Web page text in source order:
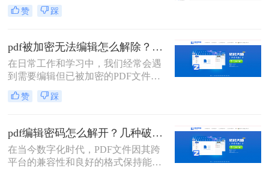
是为了方便查阅还是为了进一步编
辑，了解如何安全有效地解除PDF文
文档设置的编辑密码怎么解除呢？本
文将介绍两种常见的解除PDF文档编
辑密码的方法，并提供相应的推荐工
具及操作步骤。
赞 踩
pdf被加密无法编辑怎么解除？教你4招轻松摆平！
在日常工作和学习中，我们经常会遇
到需要编辑但已被加密的PDF文件。
这些加密措施通常是为了保护文件的
机密性和完整性，但在某些情况下，
详细介绍如pdf被加密无法编辑怎么解
除，并提供一系列实用的步骤和策
略。
赞 踩
pdf编辑密码怎么解开？几种破解方法来试试看！
在当今数字化时代，PDF文件因其跨
平台的兼容性和良好的格式保持能力